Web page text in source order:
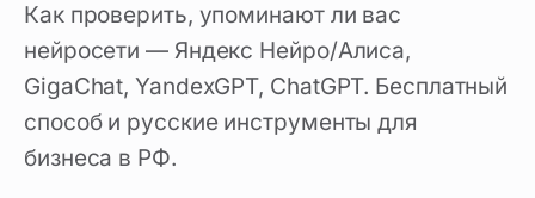
Как проверить, упоминают ли вас
нейросети — Яндекс Нейро/Алиса,
GigaChat, YandexGPT, ChatGPT. Бесплатный
способ и русские инструменты для
бизнеса в РФ.